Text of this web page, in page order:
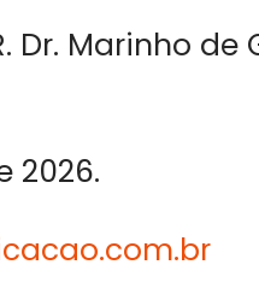
Dr. Marinho de
2026.